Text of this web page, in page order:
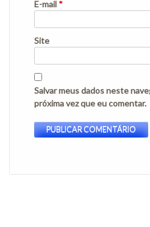
E-mail *
Site
Salvar meus dados neste
próxima vez que eu comentar.